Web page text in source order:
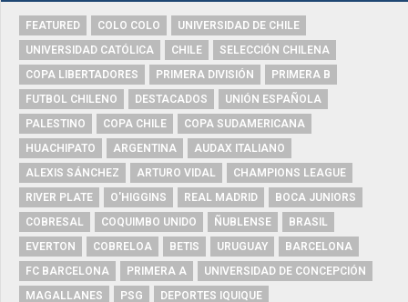
FEATURED COLO COLO
UNIVERSIDAD DE CHILE
UNIVERSIDAD CATÓLICA
CHILE
SELECCIÓN CHILENA
COPA LIBERTADORES
PRIMERA DIVISIÓN
PRIMERA B
FUTBOL CHILENO
DESTACADOS
UNIÓN ESPAÑOLA
PALESTINO
COPA CHILE
COPA SUDAMERICANA
HUACHIPATO
ARGENTINA
AUDAX ITALIANO
ALEXIS SÁNCHEZ
ARTURO VIDAL
CHAMPIONS LEAGUE
RIVER PLATE
O'HIGGINS REAL MADRID
BOCA JUNIORS
COBRESAL
COQUIMBO UNIDO ÑUBLENSE
BRASIL
EVERTON
COBRELOA BETIS URUGUAY
BARCELONA
FC BARCELONA
PRIMERA A
UNIVERSIDAD DE CONCEPCIÓN
MAGALLANES
PSG DEPORTES IQUIQUE